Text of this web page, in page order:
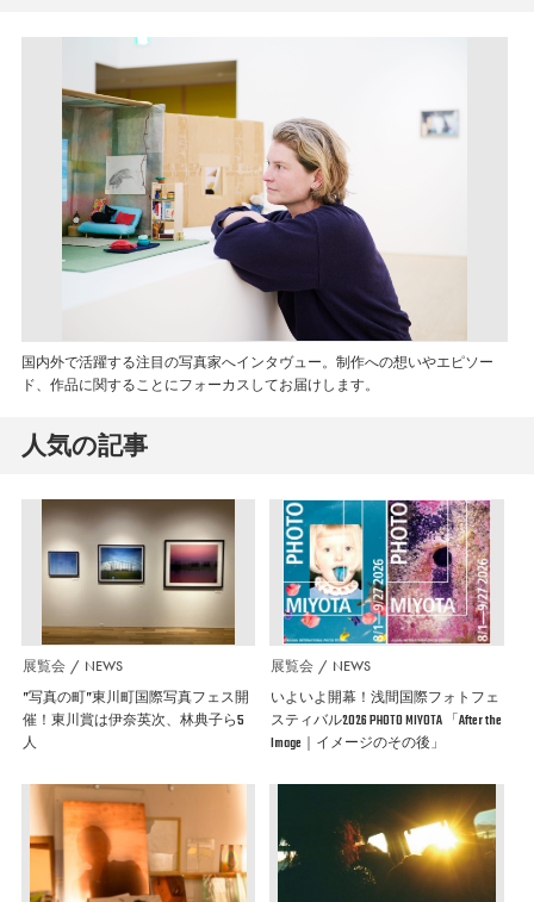
国内外で活躍する注目の写真家へインタヴュー。制作への想いやエピソー
ド、作品に関することにフォーカスしてお届けします。
人気の記事
展覧会 NEWS
”写真の町”東川町国際写真フェス開
催！東川賞は伊奈英次、林典子ら5
人
展覧会 NEWS
いよいよ開幕！浅間国際フォトフェ
スティバル2026 PHOTO MIYOTA 「After the
Image｜イメージのその後」